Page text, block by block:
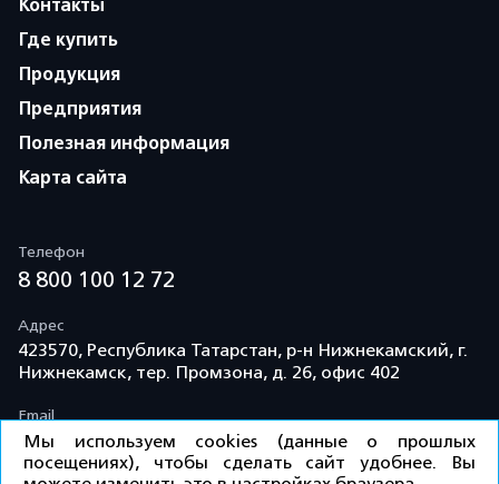
Контакты
Где купить
Продукция
Предприятия
Полезная информация
Карта сайта
Телефон
8 800 100 12 72
Адрес
423570, Республика Татарстан, р-н Нижнекамский, г.
Нижнекамск, тер. Промзона, д. 26, офис 402
Email
info@td-kama.com
Мы используем cookies (данные о прошлых
посещениях), чтобы сделать сайт удобнее. Вы